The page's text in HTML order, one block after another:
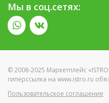
Мы в соц.сетях:
© 2008-2025 Маркетплейс
гиперссылка на www.istro.ru
Пользовательское соглашение